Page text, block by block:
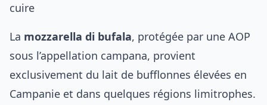
cuire
La mozzarella di bufala, protégée par une AOP
sous l’appellation campana, provient
exclusivement du lait de bufflonnes élevées en
Campanie et dans quelques régions limitrophes.